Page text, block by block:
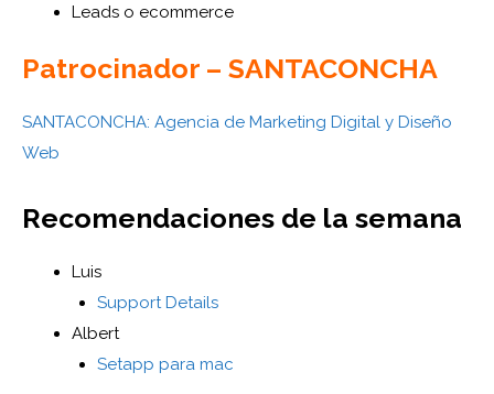
Leads o ecommerce
Patrocinador – SANTACONCHA
SANTACONCHA: Agencia de Marketing Digital y Diseño
Web
Recomendaciones de la semana
Luis
Support Details
Albert
Setapp para mac